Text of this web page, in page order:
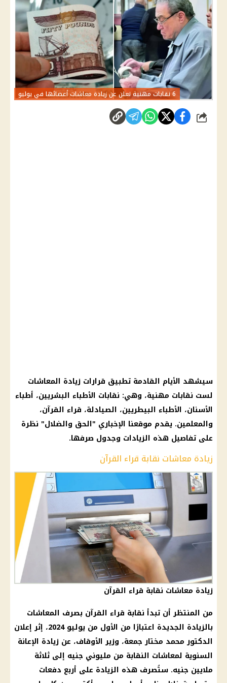
6 نقابات مهنية تعلن عن زيادة معاشات أعضائها في يوليو
شارك
سيشهد الأيام القادمة تطبيق قرارات زيادة المعاشات
لست نقابات مهنية، وهي: نقابات الأطباء البشريين، أطباء
الأسنان، الأطباء البيطريين، الصيادلة، قراء القرآن،
والمعلمين. يقدم موقعنا الإخباري "الحق والضلال" نظرة
على تفاصيل هذه الزيادات وجدول صرفها.
زيادة معاشات نقابة قراء القرآن
زيادة معاشات نقابة قراء القرآن
من المنتظر أن تبدأ نقابة قراء القرآن بصرف المعاشات
بالزيادة الجديدة اعتبارًا من الأول من يوليو 2024، إثر إعلان
الدكتور محمد مختار جمعة، وزير الأوقاف، عن زيادة الإعانة
السنوية لمعاشات النقابة من مليوني جنيه إلى ثلاثة
ملايين جنيه. ستُصرف هذه الزيادة على أربع دفعات